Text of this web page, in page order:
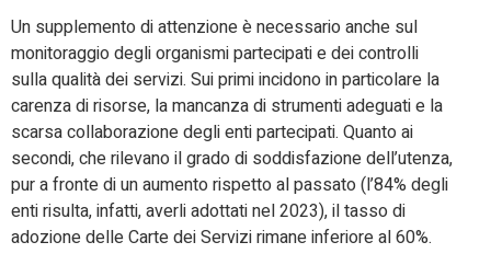
Un supplemento di attenzione è necessario anche sul
monitoraggio degli organismi partecipati e dei controlli
sulla qualità dei servizi. Sui primi incidono in particolare la
carenza di risorse, la mancanza di strumenti adeguati e la
scarsa collaborazione degli enti partecipati. Quanto ai
secondi, che rilevano il grado di soddisfazione dell’utenza,
pur a fronte di un aumento rispetto al passato (l’84% degli
enti risulta, infatti, averli adottati nel 2023), il tasso di
adozione delle Carte dei Servizi rimane inferiore al 60%.